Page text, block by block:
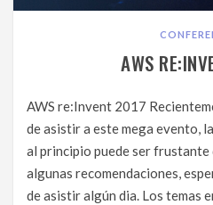
AWS
AWS re:Invent 2017
de asistir a este mega evento,
al principio puede ser frustante
algunas recomendaciones,
de asistir algún dia. Los temas